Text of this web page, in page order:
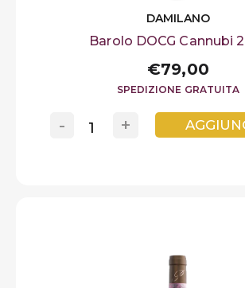
DAMILANO
Barolo DOCG Cannubi
€79,00
SPEDIZIONE GRATUITA
+
-